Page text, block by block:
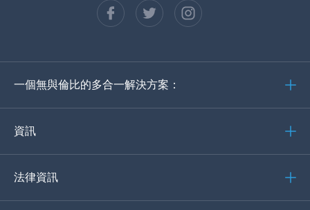
西班牙語
德語
一個無與倫比的多合一解決方案：
資訊
法律資訊